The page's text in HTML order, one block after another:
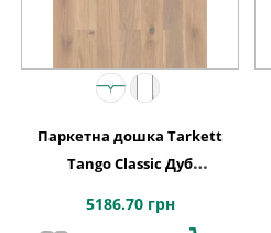
Паркетна дошка Tarkett
Tango Classic Дуб
550182007
5186.70 грн